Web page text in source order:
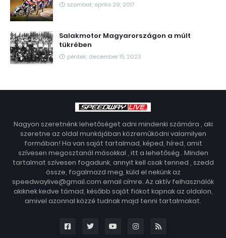
szombat, április 29, 2017
Salakmotor Magyarországon a múlt
tükrében
péntek, december 15, 2023
Nagyon szeretnénk lehetőséget adni mindenki számára , aki
szeretne az oldal munkájában közreműködni valamilyen
formában! Ha van saját tartalmad, képed, híred, amit
szívesen megosztanál másokkal , itt a lehetőség . Minden
tartalmat szívesen fogadunk, annyit kell csak tenned , szedd
össze, fogalmazd meg, küld el nekünk az
speedwaylive@gmail.com email címre. Az aktív felhasználók
akiknek kedve támad, később saját fiókot kapnak az oldalon,
amivel azonnal közzé tudnak majd tenni tartalmakat.